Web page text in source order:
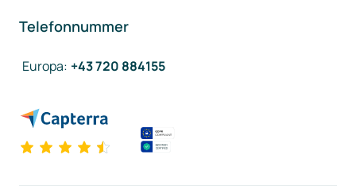
Telefonnummer
Europa: +43 720 884155